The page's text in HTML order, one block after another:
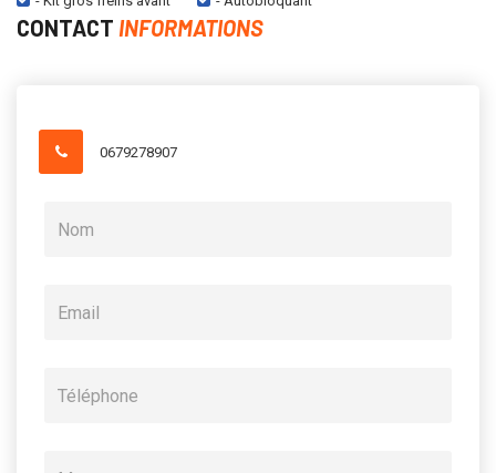
CONTACT INFORMATIONS
0679278907